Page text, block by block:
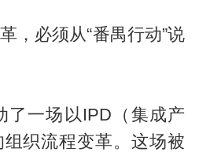
，必须从“番禺行动”说
了一场以IPD（集成产
织流程变革。这场被